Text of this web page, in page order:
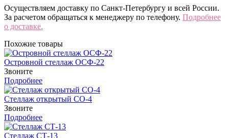
Осуществляем доставку по Санкт-Петербургу и всей России.
За расчетом обращаться к менеджеру по телефону. Подробнее
о доставке.
Похожие товары
Островной стеллаж ОСФ-22
Звоните
Подробнее
Стеллаж открытый СО-4
Звоните
Подробнее
Стеллаж СТ-13